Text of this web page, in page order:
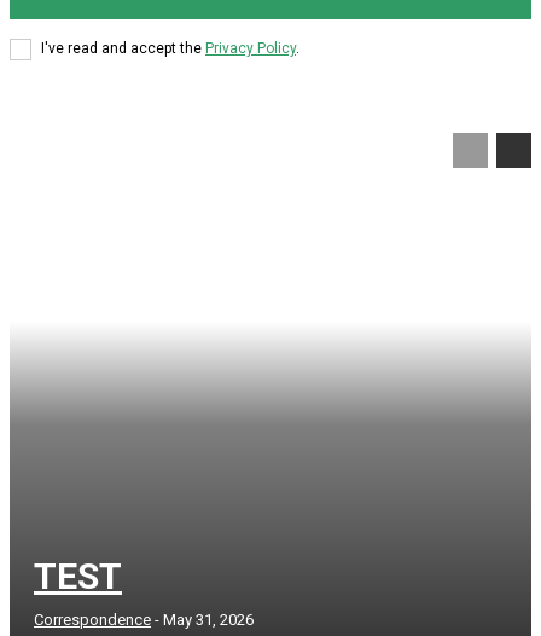
I've read and accept the Privacy Policy.
TEST
Correspondence - May 31, 2026